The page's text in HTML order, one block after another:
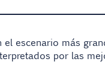
escenario más
por las